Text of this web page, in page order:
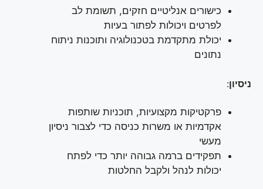
כישורים אנליטיים חזקים, תשומת לב
לפרטים ויכולות לפתור בעיות
יכולת מתקדמת בטכנולוגיה ותוכנות ניתוח
נתונים
ניסיון:
פרקטיקות מקצועיות, תוכניות שותפות
אקדמיות או משרות כניסה כדי לצבור ניסיון
מעשי
תפקידים ברמה גבוהה יותר כדי לפתח
יכולות לנהל ולקבל החלטות